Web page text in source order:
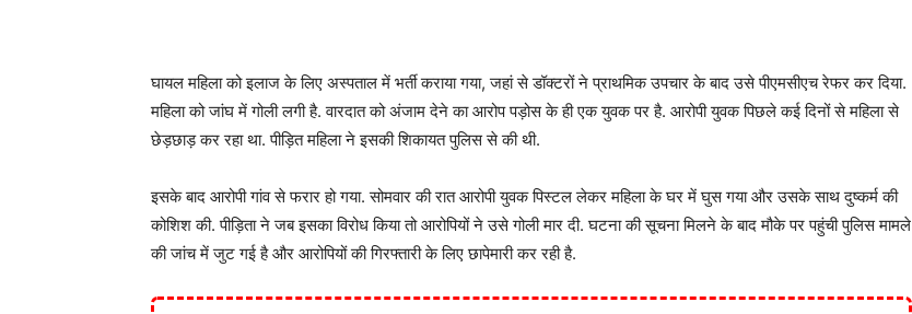
घायल महिला को इलाज के लिए अस्पताल में भर्ती कराया गया, जहां से डॉक्टरों ने प्राथमिक उपचार के बाद उसे पीएमसीएच रेफर कर दिया.
महिला को जांघ में गोली लगी है. वारदात को अंजाम देने का आरोप पड़ोस के ही एक युवक पर है. आरोपी युवक पिछले कई दिनों से महिला से
छेड़छाड़ कर रहा था. पीड़ित महिला ने इसकी शिकायत पुलिस से की थी.
इसके बाद आरोपी गांव से फरार हो गया. सोमवार की रात आरोपी युवक पिस्टल लेकर महिला के घर में घुस गया और उसके साथ दुष्कर्म की
कोशिश की. पीड़िता ने जब इसका विरोध किया तो आरोपियों ने उसे गोली मार दी. घटना की सूचना मिलने के बाद मौके पर पहुंची पुलिस मामले
की जांच में जुट गई है और आरोपियों की गिरफ्तारी के लिए छापेमारी कर रही है.